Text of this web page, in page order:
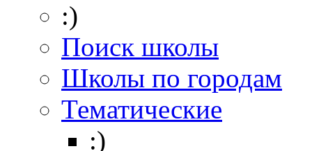
:)
Поиск школы
Школы по городам
Тематические
:)